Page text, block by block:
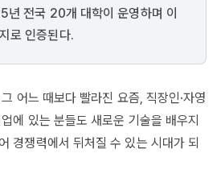
전국 20개 대학이 운영하며 이
로 인증된다.
어느 때보다 빨라진 요즘, 직장인·자영
에 있는 분들도 새로운 기술을 배우지
경쟁력에서 뒤처질 수 있는 시대가 되